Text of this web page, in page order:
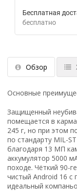
Бесплатная
Бесплатно
Обзор
Основные
Защищенный
помещается в
245 г, но при этом
по стандарту MIL-
благодаря 13 МП
аккумулятор 5000
походе. Чёткий 90-
чистый Android 16
идеальный